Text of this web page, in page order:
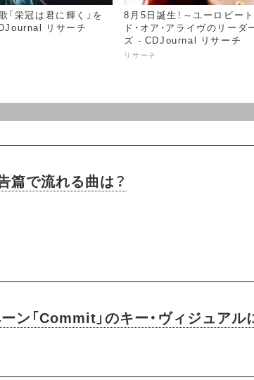
栄冠は君に輝く」を
リサーチ
8月5日誕生！～ユーロビー
ド・オア・アライヴのリーダ
ズ - CDJournal リサーチ
リサーチ
篇で流れる曲は？
「Commit」のキー・ヴィジュアル